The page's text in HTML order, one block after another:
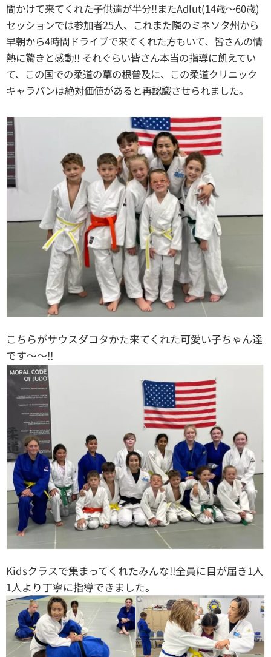
間かけて来てくれた子供達が半分!!またAdlut(14歳〜60歳)
セッションでは参加者25人、これまた隣のミネソタ州から
早朝から4時間ドライブで来てくれた方もいて、皆さんの情
熱に驚きと感動!! それぐらい皆さん本当の指導に飢えてい
て、この国での柔道の草の根普及に、この柔道クリニック
キャラバンは絶対価値があると再認識させられました。
こちらがサウスダコタかた来てくれた可愛い子ちゃん達
です〜〜!!
Kidsクラスで集まってくれたみんな!!全員に目が届き1人
1人より丁寧に指導できました。